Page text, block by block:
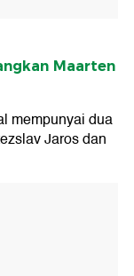
Maarten
mempunyai dua
Jaros dan